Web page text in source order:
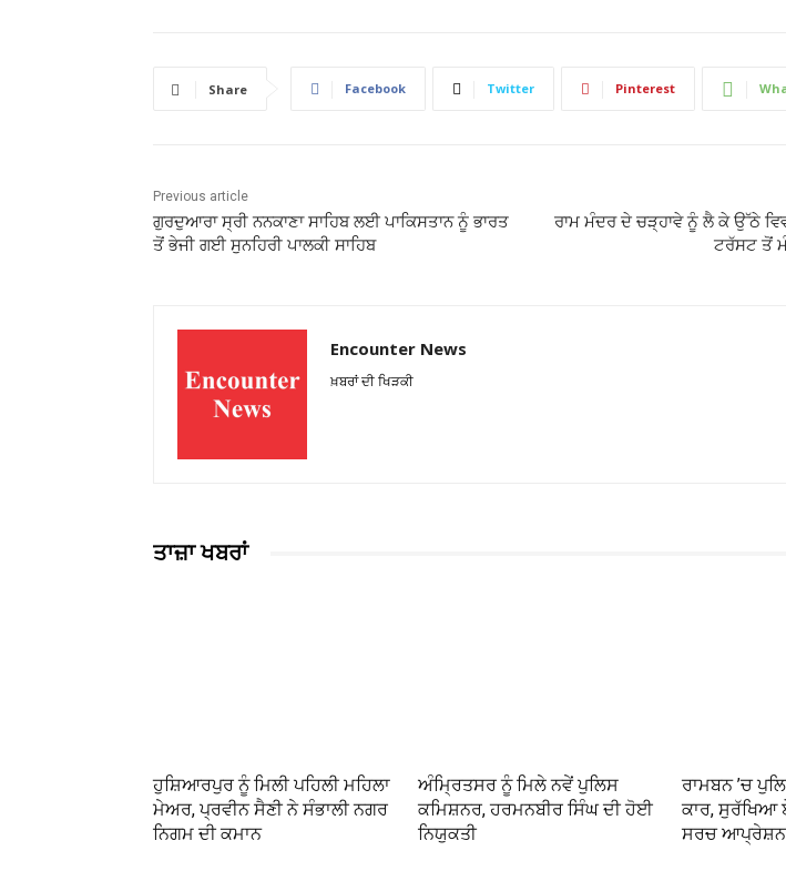
Share Facebook Twitter Pinterest
Previous article
ਗੁਰਦੁਆਰਾ ਸ੍ਰੀ ਨਨਕਾਣਾ ਸਾਹਿਬ ਲਈ ਪਾਕਿਸਤਾਨ ਨੂੰ ਭਾਰਤ
ਤੋਂ ਭੇਜੀ ਗਈ ਸੁਨਹਿਰੀ ਪਾਲਕੀ ਸਾਹਿਬ
ਰਾਮ ਮੰਦਰ ਦੇ ਚੜ੍ਹਾਵੇ ਨੂੰ ਲੈ ਕੇ ਉੱਠੇ
ਟਰੱਸਟ ਤੋਂ
Encounter News
ਖ਼ਬਰਾਂ ਦੀ ਖਿੜਕੀ
ਤਾਜ਼ਾ ਖਬਰਾਂ
ਹੁਸ਼ਿਆਰਪੁਰ ਨੂੰ ਮਿਲੀ ਪਹਿਲੀ ਮਹਿਲਾ
ਮੇਅਰ, ਪ੍ਰਵੀਨ ਸੈਣੀ ਨੇ ਸੰਭਾਲੀ ਨਗਰ
ਨਿਗਮ ਦੀ ਕਮਾਨ
ਅੰਮ੍ਰਿਤਸਰ ਨੂੰ ਮਿਲੇ ਨਵੇਂ ਪੁਲਿਸ
ਕਮਿਸ਼ਨਰ, ਹਰਮਨਬੀਰ ਸਿੰਘ ਦੀ ਹੋਈ
ਨਿਯੁਕਤੀ
ਰਾਮਬਨ ’ਚ
ਕਾਰ, ਸੁਰੱਖਿਆ
ਸਰਚ ਆਪ੍ਰੇਸ਼ਨ